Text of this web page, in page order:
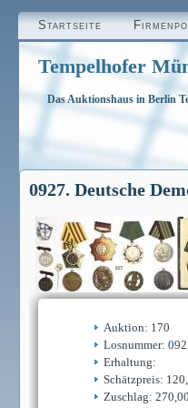
Startseite
Tempelhofer
Das Auktionshaus in Berlin
0927. Deutsche
Auktion: 170
Losnummer:
Erhaltung:
Schätzpreis:
Zuschlag: